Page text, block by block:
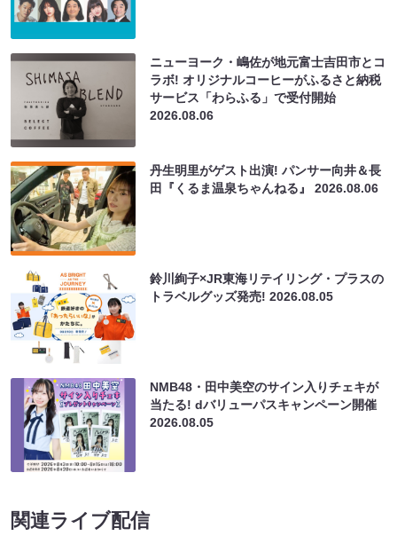
ニューヨーク・嶋佐が地元富士吉田市とコ
ラボ! オリジナルコーヒーがふるさと納税
サービス「わらふる」で受付開始
2026.08.06
丹生明里がゲスト出演! パンサー向井＆長
田『くるま温泉ちゃんねる』2026.08.06
鈴川絢子×JR東海リテイリング・プラスの
トラベルグッズ発売!2026.08.05
NMB48・田中美空のサイン入りチェキが
当たる! dバリューパスキャンペーン開催
2026.08.05
関連ライブ配信